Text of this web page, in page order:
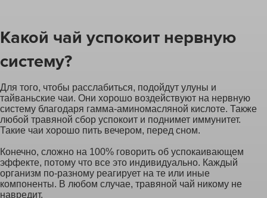
Какой чай успокоит нервную
систему?
Для того, чтобы расслабиться, подойдут улуны и
тайваньские чаи. Они хорошо воздействуют на нервную
систему благодаря гамма-аминомасляной кислоте. Также
любой травяной сбор успокоит и поднимет иммунитет.
Такие чаи хорошо пить вечером, перед сном.
Конечно, сложно на 100% говорить об успокаивающем
эффекте, потому что все это индивидуально. Каждый
организм по-разному реагирует на те или иные
компоненты. В любом случае, травяной чай никому не
навредит.